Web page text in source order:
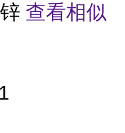
查看相似